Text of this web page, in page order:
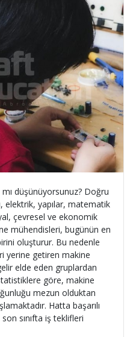
düşünüyorsunuz? Doğru
elektrik, yapılar, matematik
çevresel ve ekonomik
mühendisleri, bugünün en
oluşturur. Bu nedenle
yerine getiren makine
elde eden gruplardan
göre, makine
mezun olduktan
Hatta başarılı
sınıfta iş teklifleri